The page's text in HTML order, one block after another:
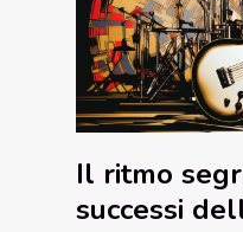
Il ritmo
successi